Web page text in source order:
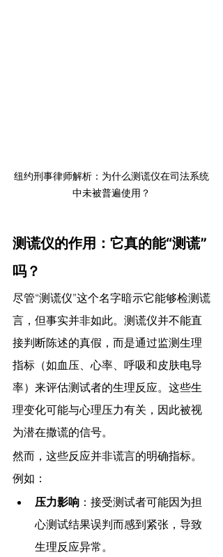
纽约刑事律师解析：为什么测谎仪在司法系统
中未被普遍使用？
测谎仪的作用：它真的能“测谎”
吗？
尽管“测谎仪”这个名字暗示它能够检测谎
言，但事实并非如此。测谎仪并不能直
接判断陈述的真假，而是通过监测生理
指标（如血压、心率、呼吸和皮肤电导
率）来评估测试者的生理反应。这些生
理变化可能与心理压力有关，因此被视
为潜在撒谎的信号。
然而，这些反应并非谎言的明确指标。
例如：
压力影响 ：接受测试者可能因为担
心测试结果误判而感到紧张，导致
生理反应异常。